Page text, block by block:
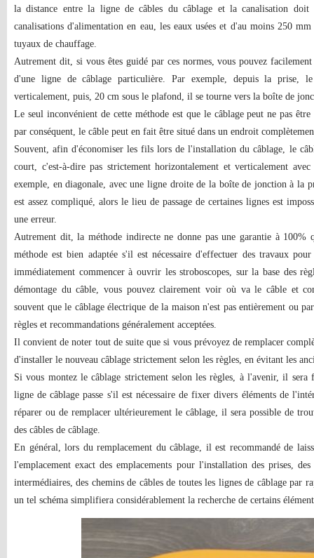
la distance entre la ligne de câbles du câblage et la canalisation
canalisations d'alimentation en eau, les eaux usées et d'au moins 250
tuyaux de chauffage.
Autrement dit, si vous êtes guidé par ces normes, vous pouvez
d'une ligne de câblage particulière. Par exemple, depuis la prise,
verticalement, puis, 20 cm sous le plafond, il se tourne vers la boîte de
Le seul inconvénient de cette méthode est que le câblage peut ne pas
par conséquent, le câble peut en fait être situé dans un endroit
Souvent, afin d'économiser les fils lors de l'installation du câblage, le
court, c'est-à-dire pas strictement horizontalement et verticalement
exemple, en diagonale, avec une ligne droite de la boîte de jonction à la
est assez compliqué, alors le lieu de passage de certaines lignes est
une erreur.
Autrement dit, la méthode indirecte ne donne pas une garantie à 100%
méthode est bien adaptée s'il est nécessaire d'effectuer des travaux
immédiatement commencer à ouvrir les stroboscopes, sur la base des
démontage du câble, vous pouvez clairement voir où va le câble et
souvent que le câblage électrique de la maison n'est pas entièrement ou
règles et recommandations généralement acceptées.
Il convient de noter tout de suite que si vous prévoyez de remplacer
d'installer le nouveau câblage strictement selon les règles, en évitant les
Si vous montez le câblage strictement selon les règles, à l'avenir, il
ligne de câblage passe s'il est nécessaire de fixer divers éléments de
réparer ou de remplacer ultérieurement le câblage, il sera possible de
des câbles de câblage.
En général, lors du remplacement du câblage, il est recommandé de
l'emplacement exact des emplacements pour l'installation des prises,
intermédiaires, des chemins de câbles de toutes les lignes de câblage par
un tel schéma simplifiera considérablement la recherche de certains